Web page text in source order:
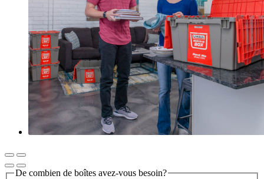
De combien de boîtes avez-vous besoin?